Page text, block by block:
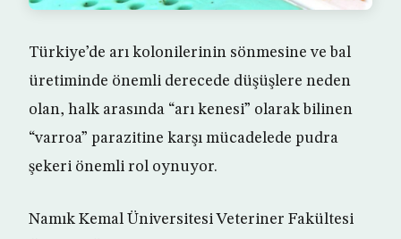
Türkiye’de arı kolonilerinin sönmesine ve bal
üretiminde önemli derecede düşüşlere neden
olan, halk arasında “arı kenesi” olarak bilinen
“varroa” parazitine karşı mücadelede pudra
şekeri önemli rol oynuyor.
Namık Kemal Üniversitesi Veteriner Fakültesi